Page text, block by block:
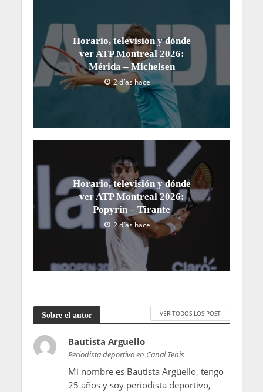
Horario, televisión y dónde
ver ATP Montreal 2026:
Mérida – Michelsen
2 días hace
Horario, televisión y dónde
ver ATP Montreal 2026:
Popyrin – Tirante
2 días hace
Sobre el autor VER TODOS LOS POST
Bautista Arguello
Periodista deportivo en Canal Tenis
Mi nombre es Bautista Argüello, tengo
25 años y soy periodista deportivo,